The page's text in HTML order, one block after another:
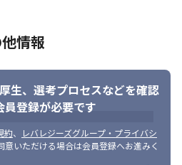
情報
生、 選考プロセスなどを確認
員登録が必要です
約、
レバレジーズグループ・プライバシ
意いただける場合は会員登録へお進みく